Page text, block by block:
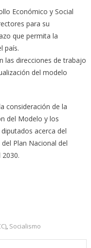
Económico y Social
para su
que permita la
país.
las direcciones de trabajo
del modelo
consideración de la
del Modelo y los
acerca del
Plan Nacional del
, Socialismo